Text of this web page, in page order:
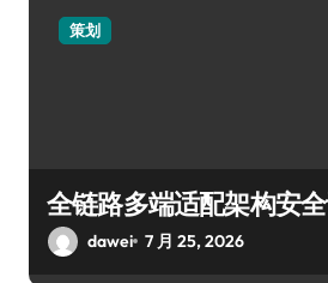
策划
全链路多端适配架构安
dawei 7 月 25, 2026